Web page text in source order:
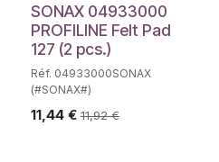
SONAX 04933000
PROFILINE Felt Pad
127 (2 pcs.)
Réf. 04933000SONAX
(#SONAX#)
11,44€ 11,92€